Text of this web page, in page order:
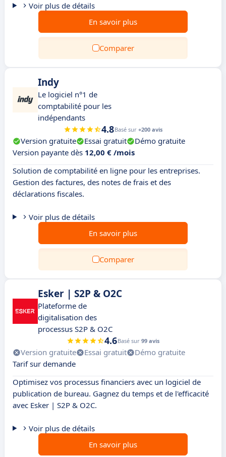
Voir plus de détails
En savoir plus
Comparer
Indy
Le logiciel n°1 de
comptabilité pour les
indépendants
4.8Basé sur +200 avis
Version gratuite Essai gratuit
Démo gratuite
Version payante dès 12,00 € /mois
Solution de comptabilité en ligne pour les entreprises.
Gestion des factures, des notes de frais et des
déclarations fiscales.
Voir plus de détails
En savoir plus
Comparer
Esker | S2P & O2C
Plateforme de
digitalisation des
processus S2P & O2C
4.6Basé sur 99 avis
Version gratuite Essai gratuit
Démo gratuite
Tarif sur demande
Optimisez vos processus financiers avec un logiciel de
publication de bureau. Gagnez du temps et de l'efficacité
avec Esker | S2P & O2C.
Voir plus de détails
En savoir plus